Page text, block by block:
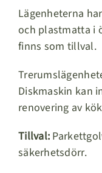
Lägenheterna
och plastmatta i
finns som tillval.
Diskmaskin kan
renovering av
Tillval:
säkerhetsdörr.